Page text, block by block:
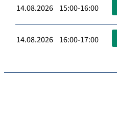
14.08.2026 15:00-16:00
14.08.2026 16:00-17:00